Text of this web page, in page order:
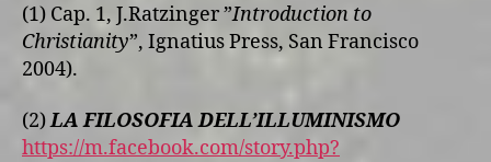
(1) Cap. 1, J.Ratzinger ”Introduction to
Christianity”, Ignatius Press, San Francisco
2004).
(2)LA FILOSOFIA DELL’ILLUMINISMO
https://m.facebook.com/story.php?